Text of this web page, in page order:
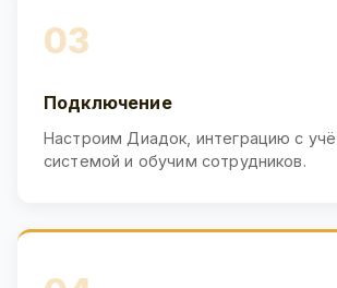
03
Подключение
Настроим Диадок, интеграцию с
системой и обучим сотрудников.